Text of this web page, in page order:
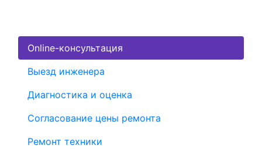
Online-консультация
Выезд инженера
Диагностика и оценка
Согласование цены ремонта
Ремонт техники